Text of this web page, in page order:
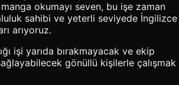
okumayı seven, bu işe zaman
sahibi ve yeterli seviyede İngilizce
arıyoruz.
işi yarıda bırakmayacak ve ekip
gönüllü kişilerle çalışmak